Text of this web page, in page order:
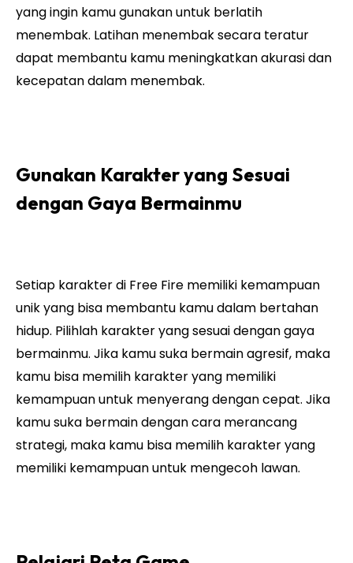
yang ingin kamu gunakan untuk berlatih
menembak. Latihan menembak secara teratur
dapat membantu kamu meningkatkan akurasi dan
kecepatan dalam menembak.
Gunakan Karakter yang Sesuai
dengan Gaya Bermainmu
Setiap karakter di Free Fire memiliki kemampuan
unik yang bisa membantu kamu dalam bertahan
hidup. Pilihlah karakter yang sesuai dengan gaya
bermainmu. Jika kamu suka bermain agresif, maka
kamu bisa memilih karakter yang memiliki
kemampuan untuk menyerang dengan cepat. Jika
kamu suka bermain dengan cara merancang
strategi, maka kamu bisa memilih karakter yang
memiliki kemampuan untuk mengecoh lawan.